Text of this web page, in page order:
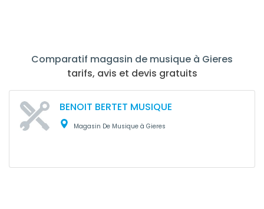
Comparatif magasin de musique à Gieres
tarifs, avis et devis gratuits
BENOIT BERTET MUSIQUE
Magasin De Musique à Gieres